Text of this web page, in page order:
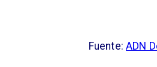
Fuente:ADN